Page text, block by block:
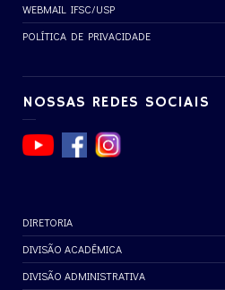
WEBMAIL IFSC/USP
POLÍTICA DE PRIVACIDADE
NOSSAS REDES SOCIAIS
DIRETORIA
DIVISÃO ACADÊMICA
DIVISÃO ADMINISTRATIVA